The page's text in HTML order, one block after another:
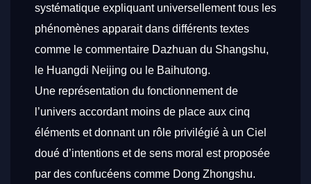
systématique expliquant universellement tous les
phénomènes apparait dans différents textes
comme le commentaire Dazhuan du Shangshu,
le Huangdi Neijing ou le Baihutong.
Une représentation du fonctionnement de
l’univers accordant moins de place aux cinq
éléments et donnant un rôle privilégié à un Ciel
doué d’intentions et de sens moral est proposée
par des confucéens comme Dong Zhongshu.